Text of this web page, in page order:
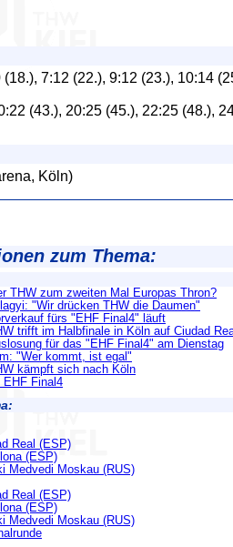
7:12 (22.), 9:12 (23.), 10:14
(43.), 20:25 (45.), 22:25 (48.),
Köln)
zum Thema:
THW zum zweiten Mal Europas Thron?
"Wir drücken THW die Daumen"
fürs "EHF Final4" läuft
trifft im Halbfinale in Köln auf Ciudad
für das "EHF Final4" am Dienstag
"Wer kommt, ist egal"
kämpft sich nach Köln
EHF Final4
Real (ESP)
(ESP)
Medvedi Moskau (RUS)
Real (ESP)
(ESP)
Medvedi Moskau (RUS)